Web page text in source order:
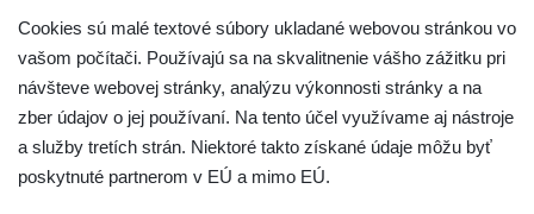
O nás - SNAS
Cookies sú malé textové súbory ukladané webovou stránkou vo
vašom počítači. Používajú sa na skvalitnenie vášho zážitku pri
návšteve webovej stránky, analýzu výkonnosti stránky a na
zber údajov o jej používaní. Na tento účel využívame aj nástroje
a služby tretích strán. Niektoré takto získané údaje môžu byť
poskytnuté partnerom v EÚ a mimo EÚ.